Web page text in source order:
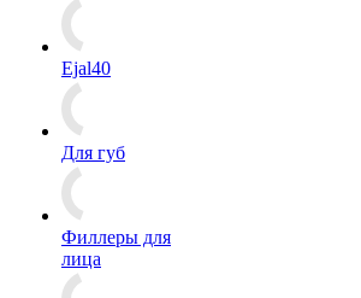
Ejal40
Для губ
Филлеры для
лица